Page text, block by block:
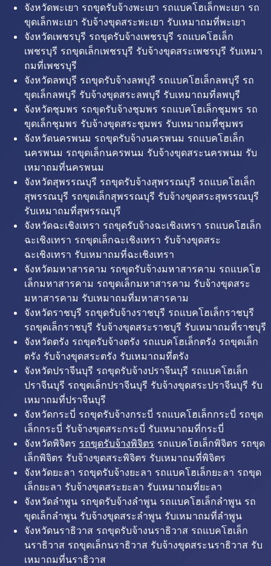
จังหวัดพะเยา รถขุดรับจ้างพะเยา รถแบคโฮเล็กพะเยา รถ
ขุดเล็กพะเยา รับจ้างขุดสระพะเยา รับเหมาถมที่พะเยา
จังหวัดเพชรบุรี รถขุดรับจ้างเพชรบุรี รถแบคโฮเล็ก
เพชรบุรี รถขุดเล็กเพชรบุรี รับจ้างขุดสระเพชรบุรี รับเหมา
ถมที่เพชรบุรี
จังหวัดลพบุรี รถขุดรับจ้างลพบุรี รถแบคโฮเล็กลพบุรี รถ
ขุดเล็กลพบุรี รับจ้างขุดสระลพบุรี รับเหมาถมที่ลพบุรี
จังหวัดชุมพร รถขุดรับจ้างชุมพร รถแบคโฮเล็กชุมพร รถ
ขุดเล็กชุมพร รับจ้างขุดสระชุมพร รับเหมาถมที่ชุมพร
จังหวัดนครพนม รถขุดรับจ้างนครพนม รถแบคโฮเล็ก
นครพนม รถขุดเล็กนครพนม รับจ้างขุดสระนครพนม รับ
เหมาถมที่นครพนม
จังหวัดสุพรรณบุรี รถขุดรับจ้างสุพรรณบุรี รถแบคโฮเล็ก
สุพรรณบุรี รถขุดเล็กสุพรรณบุรี รับจ้างขุดสระสุพรรณบุรี
รับเหมาถมที่สุพรรณบุรี
จังหวัดฉะเชิงเทรา รถขุดรับจ้างฉะเชิงเทรา รถแบคโฮเล็ก
ฉะเชิงเทรา รถขุดเล็กฉะเชิงเทรา รับจ้างขุดสระ
ฉะเชิงเทรา รับเหมาถมที่ฉะเชิงเทรา
จังหวัดมหาสารคาม รถขุดรับจ้างมหาสารคาม รถแบคโฮ
เล็กมหาสารคาม รถขุดเล็กมหาสารคาม รับจ้างขุดสระ
มหาสารคาม รับเหมาถมที่มหาสารคาม
จังหวัดราชบุรี รถขุดรับจ้างราชบุรี รถแบคโฮเล็กราชบุรี
รถขุดเล็กราชบุรี รับจ้างขุดสระราชบุรี รับเหมาถมที่ราชบุรี
จังหวัดตรัง รถขุดรับจ้างตรัง รถแบคโฮเล็กตรัง รถขุดเล็ก
ตรัง รับจ้างขุดสระตรัง รับเหมาถมที่ตรัง
จังหวัดปราจีนบุรี รถขุดรับจ้างปราจีนบุรี รถแบคโฮเล็ก
ปราจีนบุรี รถขุดเล็กปราจีนบุรี รับจ้างขุดสระปราจีนบุรี รับ
เหมาถมที่ปราจีนบุรี
จังหวัดกระบี่ รถขุดรับจ้างกระบี่ รถแบคโฮเล็กกระบี่ รถขุด
เล็กกระบี่ รับจ้างขุดสระกระบี่ รับเหมาถมที่กระบี่
จังหวัดพิจิตร รถขุดรับจ้างพิจิตร รถแบคโฮเล็กพิจิตร รถขุด
เล็กพิจิตร รับจ้างขุดสระพิจิตร รับเหมาถมที่พิจิตร
จังหวัดยะลา รถขุดรับจ้างยะลา รถแบคโฮเล็กยะลา รถขุด
เล็กยะลา รับจ้างขุดสระยะลา รับเหมาถมที่ยะลา
จังหวัดลำพูน รถขุดรับจ้างลำพูน รถแบคโฮเล็กลำพูน รถ
ขุดเล็กลำพูน รับจ้างขุดสระลำพูน รับเหมาถมที่ลำพูน
จังหวัดนราธิวาส รถขุดรับจ้างนราธิวาส รถแบคโฮเล็ก
นราธิวาส รถขุดเล็กนราธิวาส รับจ้างขุดสระนราธิวาส รับ
เหมาถมที่นราธิวาส